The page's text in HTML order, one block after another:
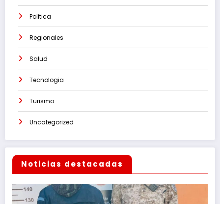
Politica
Regionales
Salud
Tecnologia
Turismo
Uncategorized
Noticias destacadas